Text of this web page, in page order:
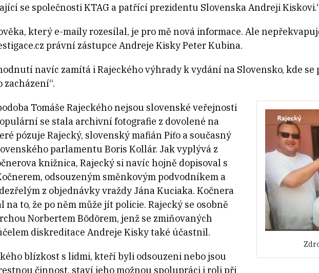
se společnosti KTAG a patřící prezidentu Slovenska Andreji
který e-maily rozesílal, je pro mě nová informace. Ale
právní zástupce Andreje Kisky Peter Kubina.
navíc zamítá i Rajeckého výhrady k vydání na Slovensko, kde se
zacházení“.
Tomáše Rajeckého nejsou slovenské veřejnosti
se stala archivní fotografie z dovolené na
pózuje Rajecký, slovenský mafián Piťo a současný
parlamentu Boris Kollár. Jak vyplývá z
knižnica, Rajecký si navíc hojně dopisoval s
odsouzeným směnkovým podvodníkem a
z objednávky vraždy Jána Kuciaka. Kočnera
na to, že po něm může jít policie. Rajecký se osobně
Norbertem Bödörem, jenž se zmiňovaných
diskreditace Andreje Kisky také účastnil.
blízkost s lidmi, kteří byli odsouzeni nebo jsou
činnost, staví jeho možnou spolupráci i roli při